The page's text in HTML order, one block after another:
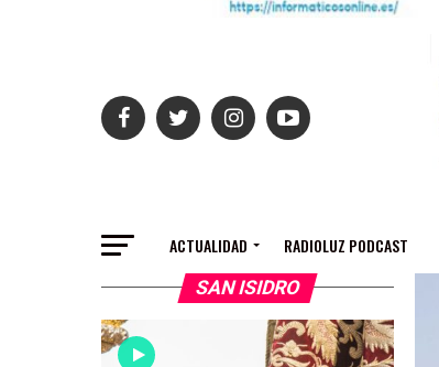
ACTUALIDAD RADIOLUZ PODCAST
SAN ISIDRO